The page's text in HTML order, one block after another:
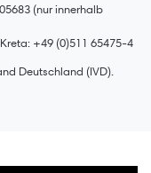
(nur innerhalb
+49 (0)511 65475-4
Deutschland (IVD).